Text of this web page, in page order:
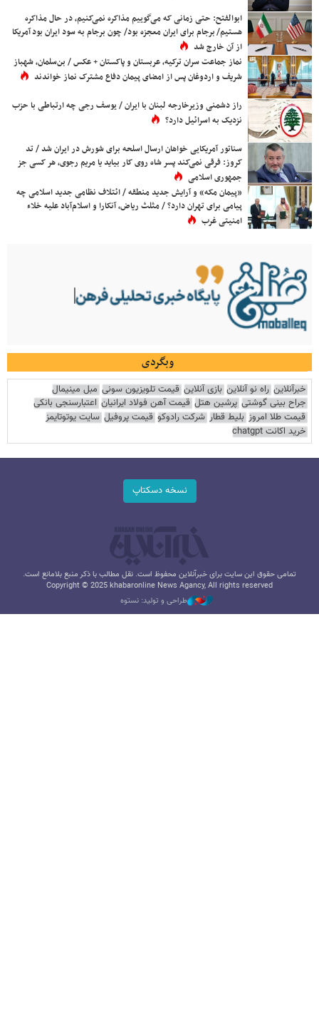
ابوالفتح: حتی زمانی که می‌گوییم مذاکره نمی‌کنیم، در حال مذاکره
هستیم/ برجام برای ایران معجزه بود/ چون برجام به سود ایران بود آمریکا
از آن خارج شد
نماز جماعت سران ترکیه، عربستان و پاکستان + عکس / بن‌سلمان، شهباز
شریف و اردوغان پس از امضای پیمان دفاع مشترک نماز خواندند
راز دشمنی وزیرخارجه لبنان با ایران / یوسف رجی چه ارتباطی با حزب
نزدیک به اسرائیل دارد؟
سناتور آمریکایی خواهان ارسال اسلحه برای شورش در ایران شد / تد
کروز: فرقی نمی‌کند پسر شاه روی کار بیاید یا مریم رجوی، هر کسی جز
جمهوری اسلامی
«پیمان مکه» و آرایش جدید منطقه / ائتلاف نظامی جدید اسلامی چه
پیامی برای تهران دارد؟ / مثلث ریاض، آنکارا و اسلام‌آباد علیه خلاء
امنیتی غرب
وبگردی
خبرآنلاین راه نو آنلاین بازی آنلاین قیمت تلویزیون سونی مبل مینیمال
جراح بینی گوشتی پرشین هتل قیمت آهن فولاد ایرانیان اعتبارسنجی بانکی
قیمت طلا امروز بلیط قطار شرکت رادوکو قیمت پروفیل سایت یوتوتایمز
خرید اکانت chatgpt
نسخه دسکتاپ
تمامی حقوق این سایت برای خبرآنلاین محفوظ است. نقل مطالب با ذکر منبع بلامانع است.
Copyright © 2025 khabaronline News Agancy, All rights reserved
طراحی و تولید: نستوه